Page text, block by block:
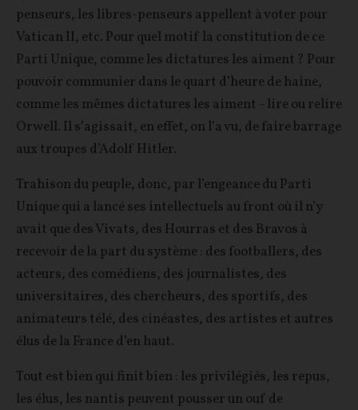
penseurs, les libres-penseurs appellent à voter pour
Vatican II, etc. Pour quel motif la constitution de ce
Parti Unique, comme les dictatures les aiment ? Pour
pouvoir communier dans le quart d’heure de haine,
comme les mêmes dictatures les aiment - lire ou relire
Orwell. Il s’agissait, en effet, on l’a vu, de faire barrage
aux troupes d’Adolf Hitler.
Trahison du peuple, donc, par l’engeance du Parti
Unique qui a lancé ses intellectuels au front où il n’y
avait que des Vivats, des Hourras et des Bravos à
recevoir de la part du système : des footballers, des
acteurs, des comédiens, des journalistes, des
universitaires, des chercheurs, des sportifs, des
animateurs télé, des cinéastes, des artistes et autres
élus de la France d’en haut.
Tout est bien qui finit bien : les privilégiés, les repus,
les élus, les nantis peuvent pousser un ouf de